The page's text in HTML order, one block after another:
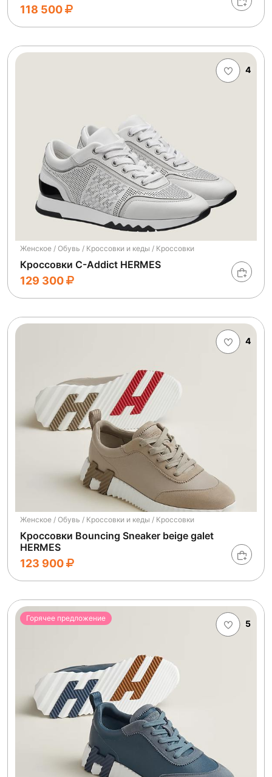
118 500
4
Женское / Обувь / Кроссовки и кеды / Кроссовки
Кроссовки C-Addict HERMES
129 300
4
Женское / Обувь / Кроссовки и кеды / Кроссовки
Кроссовки Bouncing Sneaker beige galet
HERMES
123 900
5
Горячее предложение